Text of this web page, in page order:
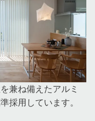
兼ね備えたアルミ
採用しています。